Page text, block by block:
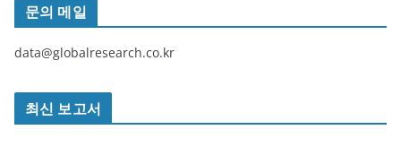
문의 메일
data@globalresearch.co.kr
최신 보고서